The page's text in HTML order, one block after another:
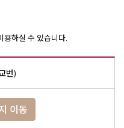
용하실 수 있습니다.
번)
이동